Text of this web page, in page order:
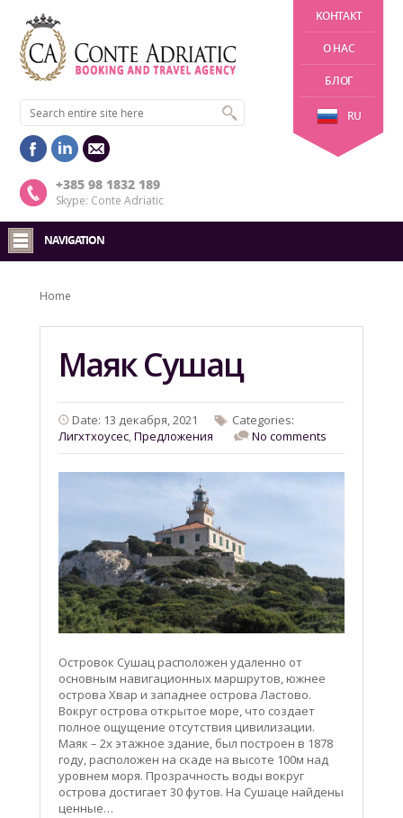
KОНТАКТ
О НАС
БЛОГ
RU
+385 98 1832 189
Skype: Conte Adriatic
NAVIGATION
Home
Маяк Сушац
Date: 13 декабря, 2021
Categories:
Лигхтхоусес,Предложения No comments
Островок Сушац расположен удаленно от
основным навигационных маршрутов, южнее
острова Хвар и западнее острова Ластово.
Вокруг острова открытое море, что создает
полное ощущение отсутствия цивилизации.
Маяк – 2х этажное здание, был построен в 1878
году, расположен на скаде на высоте 100м над
уровнем моря. Прозрачность воды вокруг
острова достигает 30 футов. На Сушаце найдены
ценные…